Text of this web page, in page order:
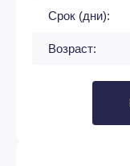
Срок (дни):
Возраст: